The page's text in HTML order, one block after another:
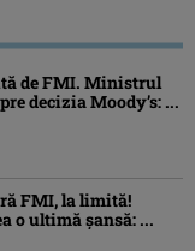
de FMI. Ministrul
decizia Moody’s: ...
FMI, la limită!
o ultimă șansă: ...